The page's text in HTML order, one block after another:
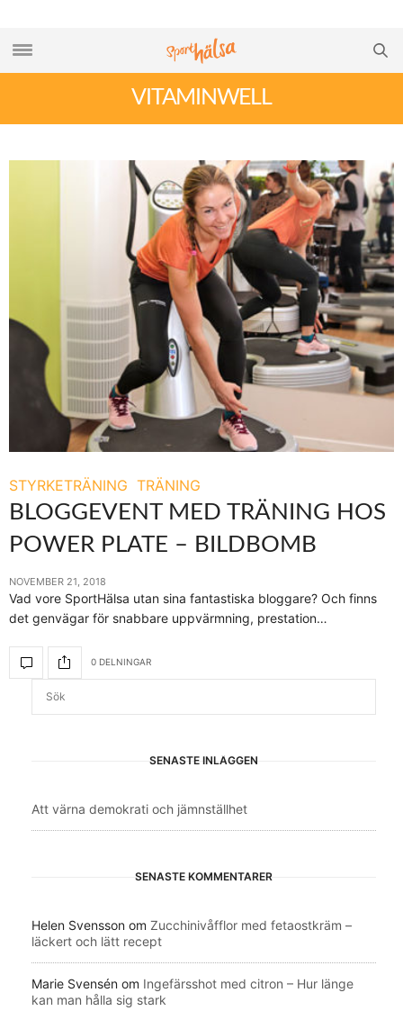
VITAMINWELL
STYRKETRÄNING TRÄNING
BLOGGEVENT MED TRÄNING HOS
POWER PLATE – BILDBOMB
NOVEMBER 21, 2018
Vad vore SportHälsa utan sina fantastiska bloggare? Och finns
det genvägar för snabbare uppvärmning, prestation…
0 DELNINGAR
SENASTE INLÄGGEN
Att värna demokrati och jämnställhet
SENASTE KOMMENTARER
Helen Svensson om Zucchinivåfflor med fetaostkräm –
läckert och lätt recept
Marie Svensén om Ingefärsshot med citron – Hur länge
kan man hålla sig stark